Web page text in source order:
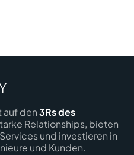
auf den3Rs des
Relationships, bieten
und investieren in
und Kunden.